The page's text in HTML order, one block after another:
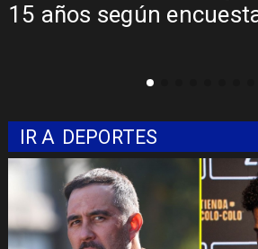
15 años según
IR A DEPORTES